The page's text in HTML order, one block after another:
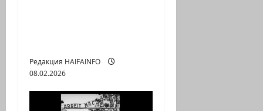
Редакция HAIFAINFO
08.02.2026